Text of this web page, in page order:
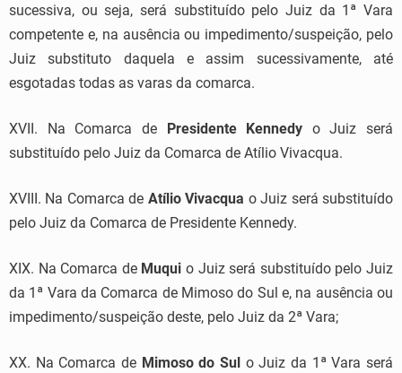
sucessiva, ou seja, será substituído pelo Juiz da 1ª Vara
competente e, na ausência ou impedimento/suspeição, pelo
Juiz substituto daquela e assim sucessivamente, até
esgotadas todas as varas da comarca.
XVII. Na Comarca de Presidente Kennedy o Juiz será
substituído pelo Juiz da Comarca de Atílio Vivacqua.
XVIII. Na Comarca de Atílio Vivacqua o Juiz será substituído
pelo Juiz da Comarca de Presidente Kennedy.
XIX. Na Comarca de Muqui o Juiz será substituído pelo Juiz
da 1ª Vara da Comarca de Mimoso do Sul e, na ausência ou
impedimento/suspeição deste, pelo Juiz da 2ª Vara;
XX. Na Comarca de Mimoso do Sul o Juiz da 1ª Vara será